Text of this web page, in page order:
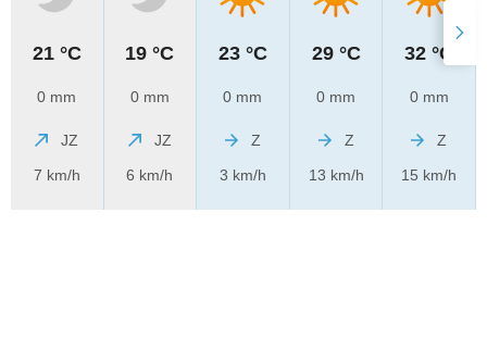
21 °C
0 mm
JZ
7 km/h
19 °C
0 mm
JZ
6 km/h
23 °C
0 mm
Z
3 km/h
29 °C
0 mm
Z
13 km/h
32 °C
0 mm
Z
15 km/h